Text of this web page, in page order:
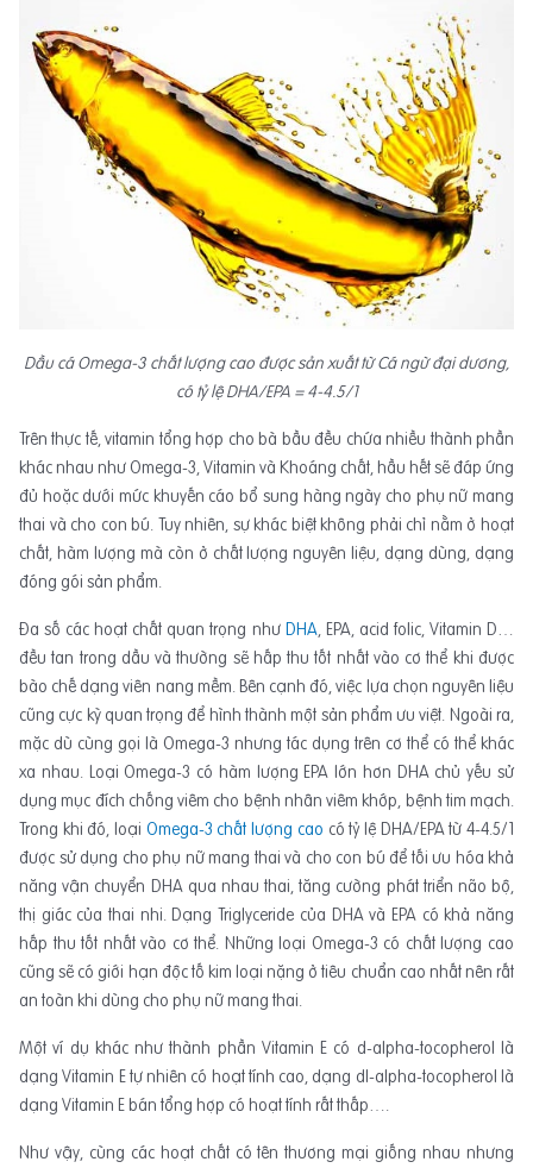
Dầu cá Omega-3 chất lượng cao được sản xuất từ Cá ngừ đại dương,
có tỷ lệ DHA/EPA = 4-4.5/1
Trên thực tế, vitamin tổng hợp cho bà bầu đều chứa nhiều thành phần
khác nhau như Omega-3, Vitamin và Khoáng chất, hầu hết sẽ đáp ứng
đủ hoặc dưới mức khuyến cáo bổ sung hàng ngày cho phụ nữ mang
thai và cho con bú. Tuy nhiên, sự khác biệt không phải chỉ nằm ở hoạt
chất, hàm lượng mà còn ở chất lượng nguyên liệu, dạng dùng, dạng
đóng gói sản phẩm.
Đa số các hoạt chất quan trọng như DHA, EPA, acid folic, Vitamin D…
đều tan trong dầu và thường sẽ hấp thu tốt nhất vào cơ thể khi được
bào chế dạng viên nang mềm. Bên cạnh đó, việc lựa chọn nguyên liệu
cũng cực kỳ quan trọng để hình thành một sản phẩm ưu việt. Ngoài ra,
mặc dù cùng gọi là Omega-3 nhưng tác dụng trên cơ thể có thể khác
xa nhau. Loại Omega-3 có hàm lượng EPA lớn hơn DHA chủ yếu sử
dụng mục đích chống viêm cho bệnh nhân viêm khớp, bệnh tim mạch.
Trong khi đó, loại Omega-3 chất lượng cao có tỷ lệ DHA/EPA từ 4-4.5/1
được sử dụng cho phụ nữ mang thai và cho con bú để tối ưu hóa khả
năng vận chuyển DHA qua nhau thai, tăng cường phát triển não bộ,
thị giác của thai nhi. Dạng Triglyceride của DHA và EPA có khả năng
hấp thu tốt nhất vào cơ thể. Những loại Omega-3 có chất lượng cao
cũng sẽ có giới hạn độc tố kim loại nặng ở tiêu chuẩn cao nhất nên rất
an toàn khi dùng cho phụ nữ mang thai.
Một ví dụ khác như thành phần Vitamin E có d-alpha-tocopherol là
dạng Vitamin E tự nhiên có hoạt tính cao, dạng dl-alpha-tocopherol là
dạng Vitamin E bán tổng hợp có hoạt tính rất thấp….
Như vậy, cùng các hoạt chất có tên thương mại giống nhau nhưng